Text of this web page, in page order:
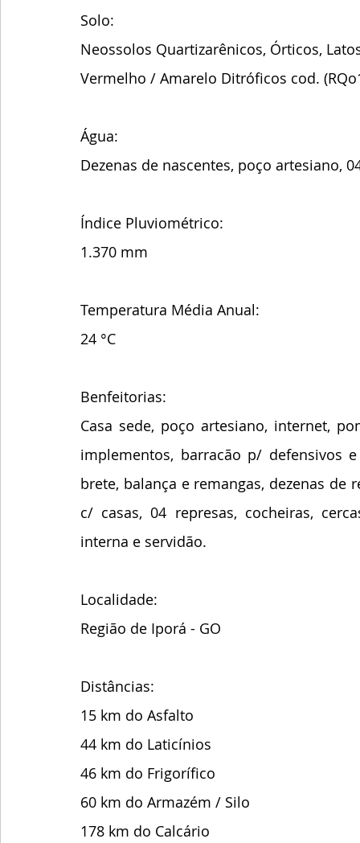
Solo:
Neossolos Quartizarênicos, Órticos,
Vermelho / Amarelo Ditróficos cod.
Água:
Dezenas de nascentes, poço artesiano,
Índice Pluviométrico:
1.370 mm
Temperatura Média Anual:
24 °C
Benfeitorias:
Casa sede, poço artesiano, internet,
implementos, barracão p/ defensivos
brete, balança e remangas, dezenas
c/ casas, 04 represas, cocheiras,
interna e servidão.
Localidade:
Região de Iporá - GO
Distâncias:
15 km do Asfalto
44 km do Laticínios
46 km do Frigorífico
60 km do Armazém / Silo
178 km do Calcário